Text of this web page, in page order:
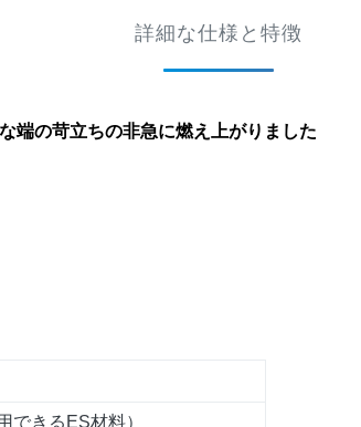
詳細な仕様と特徴
端の苛立ちの非急に燃え上がりました
できるES材料）